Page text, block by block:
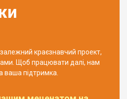
краєзнавчий проект,
Щоб працювати далі, нам
ваша підтримка.